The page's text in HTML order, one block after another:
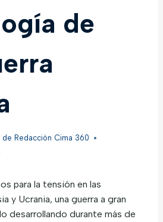
de
de Redacción Cima 360
para la tensión en las
y Ucrania, una guerra a gran
desarrollando durante más de